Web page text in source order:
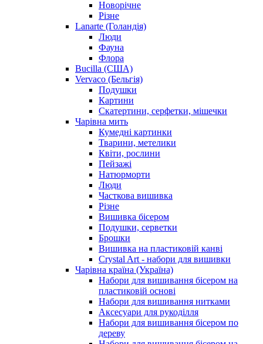
Новорічне
Різне
Lanarte (Голандія)
Люди
Фауна
Флора
Bucilla (США)
Vervaco (Бельгія)
Подушки
Картини
Скатертини, серфетки, мішечки
Чарiвна мить
Кумедні картинки
Тварини, метелики
Квіти, рослини
Пейзажі
Натюрморти
Люди
Часткова вишивка
Різне
Вишивка бісером
Подушки, серветки
Брошки
Вишивка на пластиковій канві
Crystal Art - набори для вишивки
Чарівна країна (Україна)
Набори для вишивання бісером на
пластиковій основі
Набори для вишивання нитками
Аксесуари для рукоділля
Набори для вишивання бісером по
дереву